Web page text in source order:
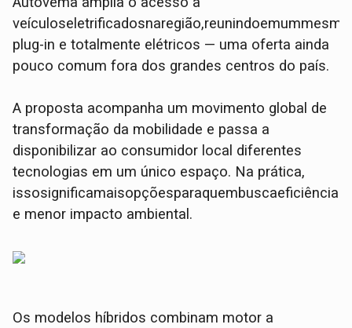
plug-in e totalmente elétricos — uma oferta ainda
pouco comum fora dos grandes centros do país.
A proposta acompanha um movimento global de
transformação da mobilidade e passa a
disponibilizar ao consumidor local diferentes
tecnologias em um único espaço. Na prática,
e menor impacto ambiental.
Os modelos híbridos combinam motor a